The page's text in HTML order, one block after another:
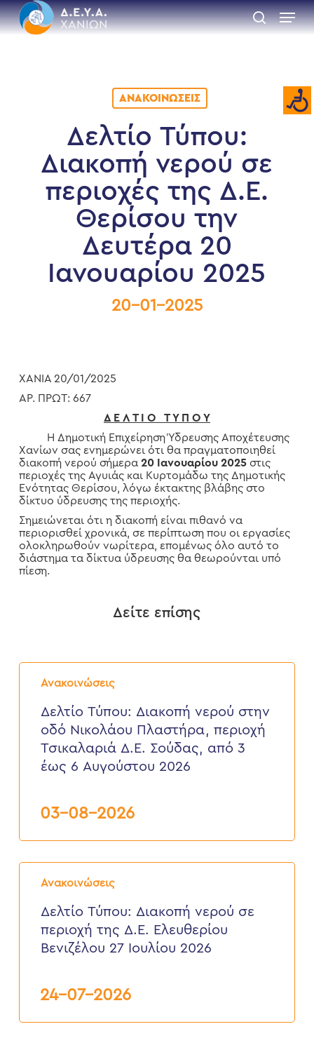
Skip
to
main
search
Menu
ΑΝΑΚΟΙΝΏΣΕΙΣ
Δελτίο Τύπου:
Διακοπή νερού σε
περιοχές της Δ.Ε.
Θερίσου την
Δευτέρα 20
Ιανουαρίου 2025
20-01-2025
ΧΑΝΙΑ 20/01/2025
ΑΡ. ΠΡΩΤ: 667
Δ Ε Λ Τ Ι Ο Τ Υ Π Ο Υ
Η Δημοτική Επιχείρηση Ύδρευσης Αποχέτευσης
Χανίων σας ενημερώνει ότι θα πραγματοποιηθεί
διακοπή νερού σήμερα 20 Ιανουαρίου 2025στις
περιοχές της Αγυιάς και Κυρτομάδω της Δημοτικής
Ενότητας Θερίσου, λόγω έκτακτης βλάβης στο
δίκτυο ύδρευσης της περιοχής.
Σημειώνεται ότι η διακοπή είναι πιθανό να
περιορισθεί χρονικά, σε περίπτωση που οι εργασίες
ολοκληρωθούν νωρίτερα, επομένως όλο αυτό το
διάστημα τα δίκτυα ύδρευσης θα θεωρούνται υπό
πίεση.
Δείτε επίσης
Ανακοινώσεις
Δελτίο
Τύπου:
νερού
στην
Νικολάου
Πλαστήρα,
περιοχή
Σούδας,
έως
2026
Δελτίο Τύπου: Διακοπή νερού στην
οδό Νικολάου Πλαστήρα, περιοχή
Τσικαλαριά Δ.Ε. Σούδας, από 3
έως 6 Αυγούστου 2026
03-08-2026
Ανακοινώσεις
Δελτίο
Τύπου:
νερού
περιοχή
2026
Δελτίο Τύπου: Διακοπή νερού σε
περιοχή της Δ.Ε. Ελευθερίου
Βενιζέλου 27 Ιουλίου 2026
24-07-2026